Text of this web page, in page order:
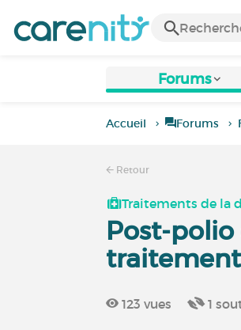
Forums
Accueil Forums
Retour
Traitements de la
Post-
123 vues 1